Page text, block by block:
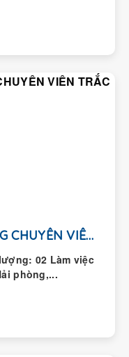
THÔNG BÁO TUYỂN DỤNG CHUYÊN VIÊN TRẮC ĐẠC
02 Làm việc
phòng,...